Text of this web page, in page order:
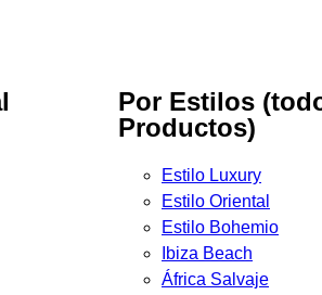
Por Estilos
Productos)
Estilo Luxury
Estilo Oriental
Estilo Bohemio
Ibiza Beach
África Salvaje